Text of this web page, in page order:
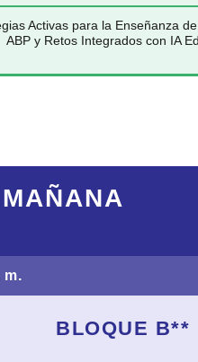
Activas para la Enseñanza
ABP y Retos Integrados con IA
m.
BLOQUE B**